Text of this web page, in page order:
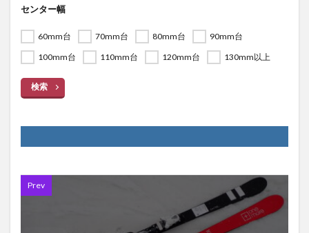
センター幅
60mm台 70mm台 80mm台
90mm台
100mm台
110mm台 120mm台 130mm以上
検索
Prev